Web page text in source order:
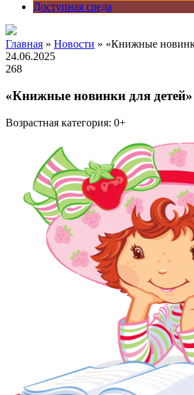
Доступная среда
Главная » Новости » «Книжные
24.06.2025
268
«Книжные новинки для детей»
Возрастная категория: 0+